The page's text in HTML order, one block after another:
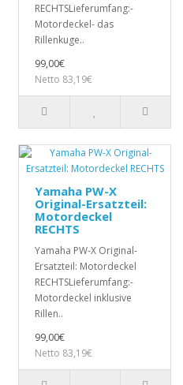
RECHTSLieferumfang:-
Motordeckel- das
Rillenkuge..
99,00€
Netto 83,19€
Yamaha PW-X
Original-Ersatzteil:
Motordeckel
RECHTS
Yamaha PW-X Original-
Ersatzteil: Motordeckel
RECHTSLieferumfang:-
Motordeckel inklusive
Rillen..
99,00€
Netto 83,19€